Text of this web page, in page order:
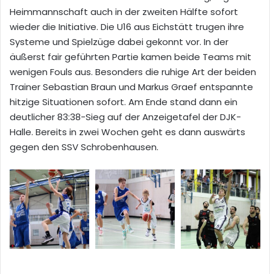
Heimmannschaft auch in der zweiten Hälfte sofort
wieder die Initiative. Die U16 aus Eichstätt trugen ihre
Systeme und Spielzüge dabei gekonnt vor. In der
äußerst fair geführten Partie kamen beide Teams mit
wenigen Fouls aus. Besonders die ruhige Art der beiden
Trainer Sebastian Braun und Markus Graef entspannte
hitzige Situationen sofort. Am Ende stand dann ein
deutlicher 83:38-Sieg auf der Anzeigetafel der DJK-
Halle. Bereits in zwei Wochen geht es dann auswärts
gegen den SSV Schrobenhausen.